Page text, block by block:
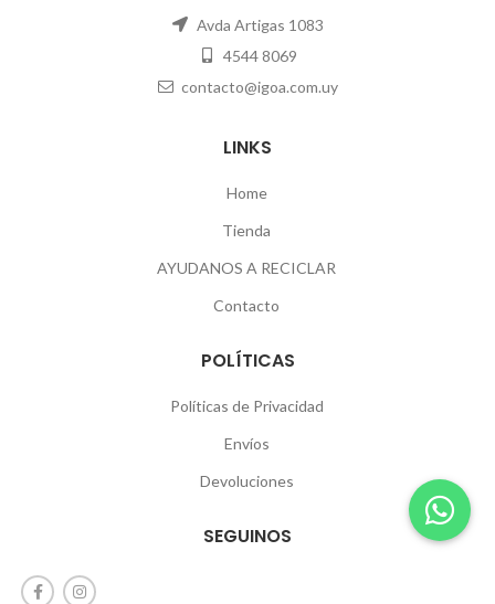
Avda Artigas 1083
4544 8069
contacto@igoa.com.uy
LINKS
Home
Tienda
AYUDANOS A RECICLAR
Contacto
POLÍTICAS
Políticas de Privacidad
Envíos
Devoluciones
SEGUINOS